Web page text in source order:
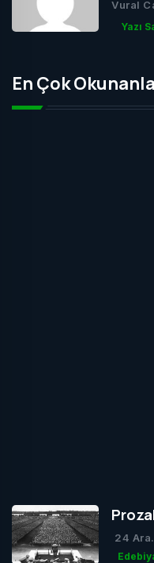
Vural
Yazı
En Çok
24